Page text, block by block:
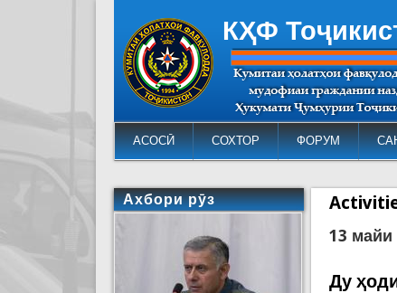
КҲФ
АСОСӢ СОХТОР ФОРУМ
13 майи
Ду
Ахбори рӯз